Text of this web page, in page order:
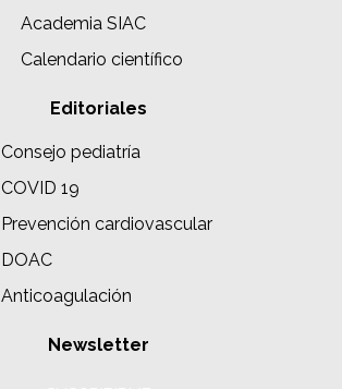
Academia SIAC
Calendario científico
Editoriales
Consejo pediatría
COVID 19
Prevención cardiovascular
DOAC
Anticoagulación
Newsletter